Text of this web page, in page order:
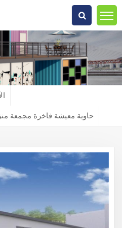
حاوية معيشة فاخرة مجمعة